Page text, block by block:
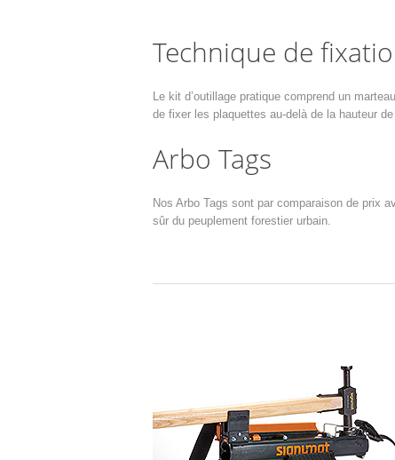
Technique de
Le kit d’outillage pratique comprend un
de fixer les plaquettes au-delà de la hauteur
Arbo Tags
Nos Arbo Tags sont par comparaison de prix
sûr du peuplement forestier urbain.